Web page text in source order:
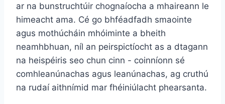
ar na bunstruchtúir chognaíocha a mhaireann le
himeacht ama. Cé go bhféadfadh smaointe
agus mothúcháin mhóiminte a bheith
neamhbhuan, níl an peirspictíocht as a dtagann
na heispéiris seo chun cinn - coinníonn sé
comhleanúnachas agus leanúnachas, ag cruthú
na rudaí aithnímid mar fhéiniúlacht phearsanta.